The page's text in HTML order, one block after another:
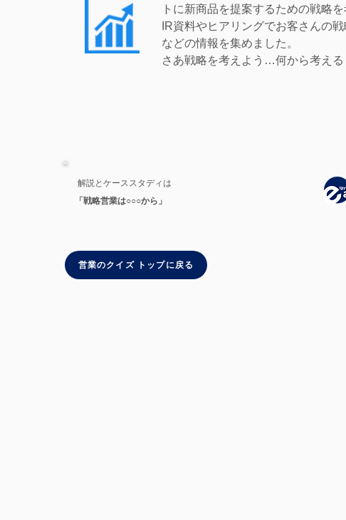
トに新商品を提案するための戦略を
IR資料やヒアリングでお客さんの
などの情報を集めました。
さあ戦略を考えよう…何から考える
解説とケーススタディは
「戦略営業は○○○から」
営業のクイズ トップに戻る